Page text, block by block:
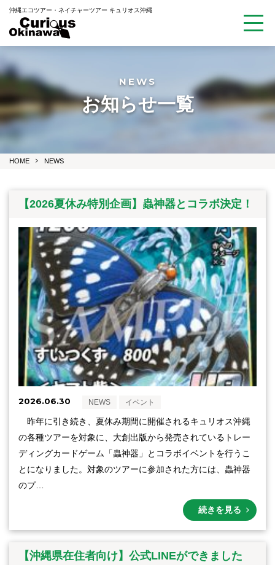
沖縄エコツアー・ネイチャーツアー キュリオス沖縄
NEWS
お知らせ一覧
HOME NEWS
【2026夏休み特別企画】蟲神器とコラボ決定！
2026.06.30 NEWS イベント
昨年に引き続き、夏休み期間に開催されるキュリオス沖縄
の各種ツアーを対象に、大創出版から発売されているトレー
ディングカードゲーム「蟲神器」とコラボイベントを行うこ
とになりました。対象のツアーに参加された方には、蟲神器
のプ…
続きを見る
【沖縄県在住者向け】公式LINEができました